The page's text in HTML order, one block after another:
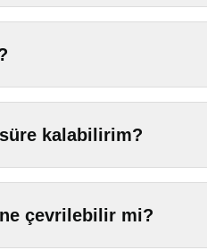
kalabilirim?
çevrilebilir mi?